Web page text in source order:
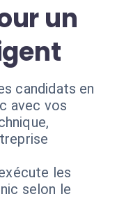
un
candidats en
avec vos
les
selon le